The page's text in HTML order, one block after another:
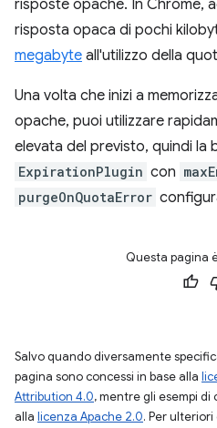
risposte opache. In Chrome,
risposta opaca di pochi
megabyte all'utilizzo della
Una volta che inizi a
opache, puoi utilizzare
elevata del previsto, quindi la
ExpirationPlugin con
purgeOnQuotaError
Questa pagina
Salvo quando diversamente
pagina sono concessi in base alla
Attribution 4.0, mentre gli esempi di
alla licenza Apache 2.0. Per